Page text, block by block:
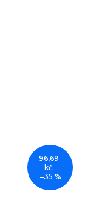
96,69
kč
–35 %